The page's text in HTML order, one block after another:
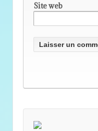
Site web